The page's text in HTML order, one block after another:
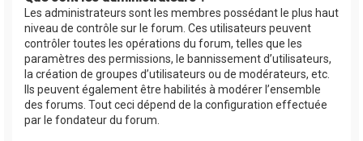
Les administrateurs sont les membres possédant le plus haut
niveau de contrôle sur le forum. Ces utilisateurs peuvent
contrôler toutes les opérations du forum, telles que les
paramètres des permissions, le bannissement d’utilisateurs,
la création de groupes d’utilisateurs ou de modérateurs, etc.
Ils peuvent également être habilités à modérer l’ensemble
des forums. Tout ceci dépend de la configuration effectuée
par le fondateur du forum.